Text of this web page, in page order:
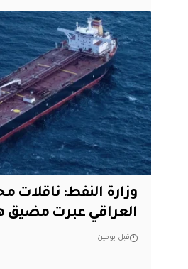
وزارة النفط: ناقلات
العراقي عبرت مضيق
قبل يومين